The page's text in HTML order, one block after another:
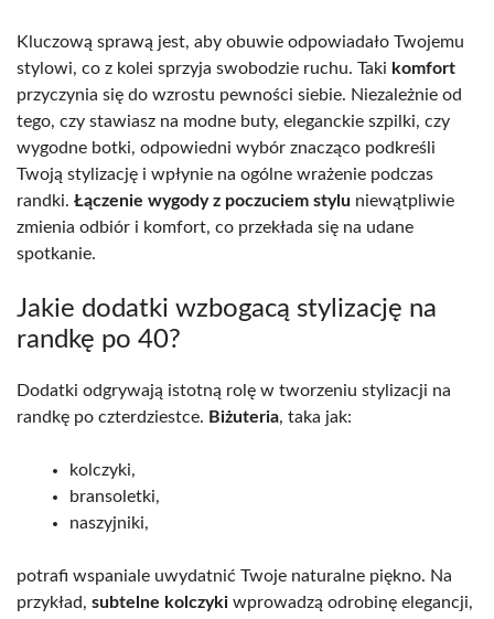
Kluczową sprawą jest, aby obuwie odpowiadało Twojemu
stylowi, co z kolei sprzyja swobodzie ruchu. Taki komfort
przyczynia się do wzrostu pewności siebie. Niezależnie od
tego, czy stawiasz na modne buty, eleganckie szpilki, czy
wygodne botki, odpowiedni wybór znacząco podkreśli
Twoją stylizację i wpłynie na ogólne wrażenie podczas
randki. Łączenie wygody z poczuciem stylu niewątpliwie
zmienia odbiór i komfort, co przekłada się na udane
spotkanie.
Jakie dodatki wzbogacą stylizację na
randkę po 40?
Dodatki odgrywają istotną rolę w tworzeniu stylizacji na
randkę po czterdziestce. Biżuteria, taka jak:
kolczyki,
bransoletki,
naszyjniki,
potrafi wspaniale uwydatnić Twoje naturalne piękno. Na
przykład, subtelne kolczyki wprowadzą odrobinę elegancji,